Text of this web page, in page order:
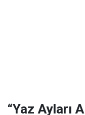
“Yaz Ayları